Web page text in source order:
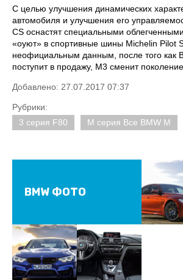
С целью улучшения динамических
автомобиля и улучшения его
CS оснастят специальными
«оуют» в спортивные шины Michelin Pilot
неофициальным данным, после того как
поступит в продажу, M3 сменит поколение.
Добавлено: 27.07.2017 07:37
Рубрики:
3 серия F80
M серия Все BMW M
BMW ФОТО